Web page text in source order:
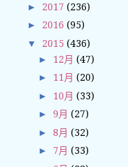
► 2017 (236)
► 2016 (95)
▼ 2015 (436)
► 12月(47)
► 11月(20)
► 10月(33)
►9月(27)
►8月(32)
► 7月(33)